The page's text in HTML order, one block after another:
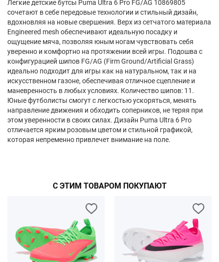
Легкие детские бутсы Puma Ultra 6 Pro FG/AG 10869805
сочетают в себе передовые технологии и стильный дизайн,
вдохновляя на новые свершения. Верх из сетчатого материала
Engineered mesh обеспечивают идеальную посадку и
ощущение мяча, позволяя юным ногам чувствовать себя
уверенно и комфортно на протяжении всей игры. Подошва с
конфигурацией шипов FG/AG (Firm Ground/Artificial Grass)
идеально подходит для игры как на натуральном, так и на
искусственном газоне, обеспечивая отличное сцепление и
маневренность в любых условиях. Количество шипов: 11.
Юные футболисты смогут с легкостью ускоряться, менять
направление движения и обходить соперников, не теряя при
этом уверенности в своих силах. Дизайн Puma Ultra 6 Pro
отличается ярким розовым цветом и стильной графикой,
которая непременно привлечет внимание на поле.
С ЭТИМ ТОВАРОМ ПОКУПАЮТ